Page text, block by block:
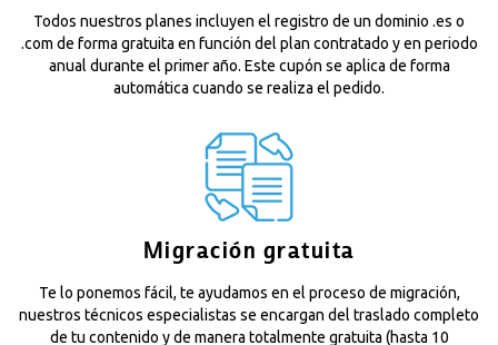
Todos nuestros planes incluyen el registro de un dominio .es o
.com de forma gratuita en función del plan contratado y en periodo
anual durante el primer año. Este cupón se aplica de forma
automática cuando se realiza el pedido.
Migración gratuita
Te lo ponemos fácil, te ayudamos en el proceso de migración,
nuestros técnicos especialistas se encargan del traslado completo
de tu contenido y de manera totalmente gratuita (hasta 10